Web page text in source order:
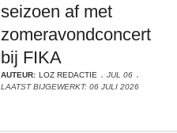
seizoen af met
zomeravondconcert
bij FIKA
AUTEUR: LOZ REDACTIE
JUL 06
LAATST BIJGEWERKT: 06 JULI 2026